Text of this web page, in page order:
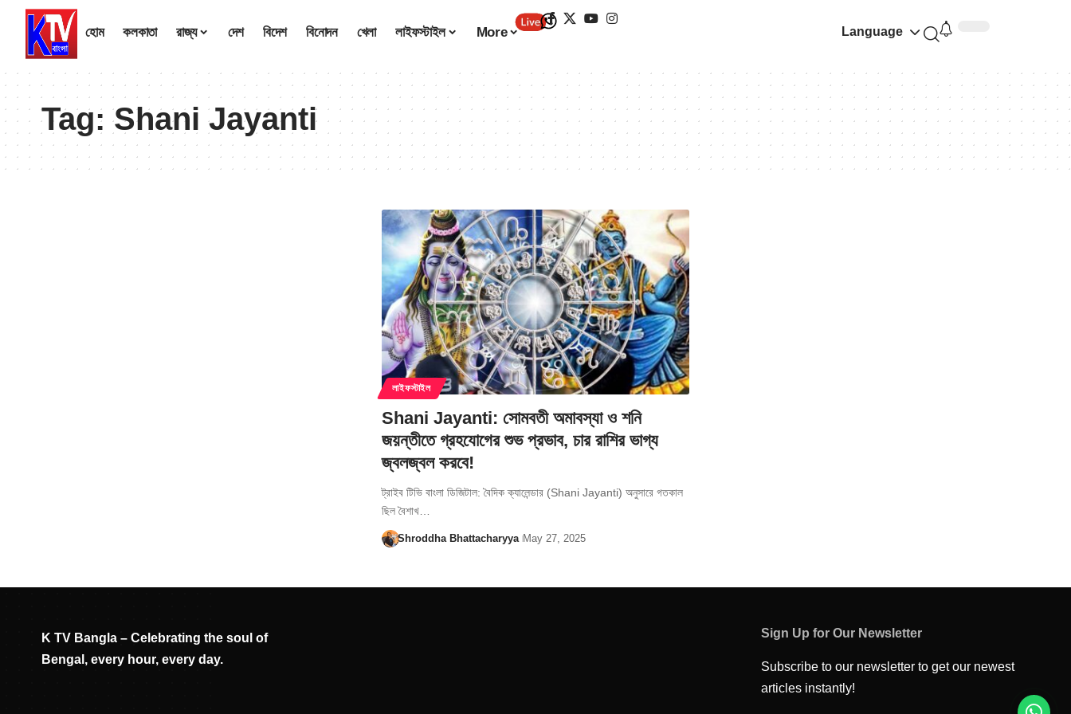
হোম কলকাতা রাজ্য দেশ বিদেশ বিনোদন খেলা লাইফস্টাইল More Language
Tag:Shani Jayanti
লাইফস্টাইল
Shani Jayanti: সোমবতী অমাবস্যা ও শনি
জয়ন্তীতে গ্রহযোগের শুভ প্রভাব, চার রাশির ভাগ্য
জ্বলজ্বল করবে!
ট্রাইব টিভি বাংলা ডিজিটাল: বৈদিক ক্যালেন্ডার (Shani Jayanti) অনুসারে গতকাল
ছিল বৈশাখ…
Shroddha Bhattacharyya May 27, 2025
K TV Bangla – Celebrating the soul of
Bengal, every hour, every day.
Sign Up for Our Newsletter
Subscribe to our newsletter to get our newest
articles instantly!